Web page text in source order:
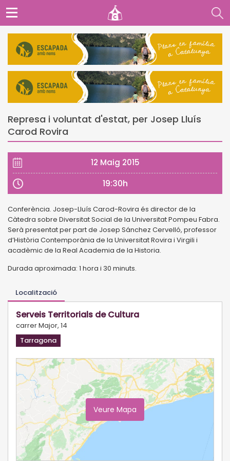
Represa i voluntat d'estat, per Josep Lluís
Carod Rovira
12 Maig 2015
19:30h
Conferència. Josep-Lluís Carod-Rovira és director de la
Càtedra sobre Diversitat Social de la Universitat Pompeu Fabra.
Serà presentat per part de Josep Sánchez Cervelló, professor
d’Història Contemporània de la Universitat Rovira i Virgili i
acadèmic de la Real Academia de la Historia.
Durada aproximada: 1 hora i 30 minuts.
Localització
Serveis Territorials de Cultura
carrer Major, 14
Tarragona
Veure Mapa